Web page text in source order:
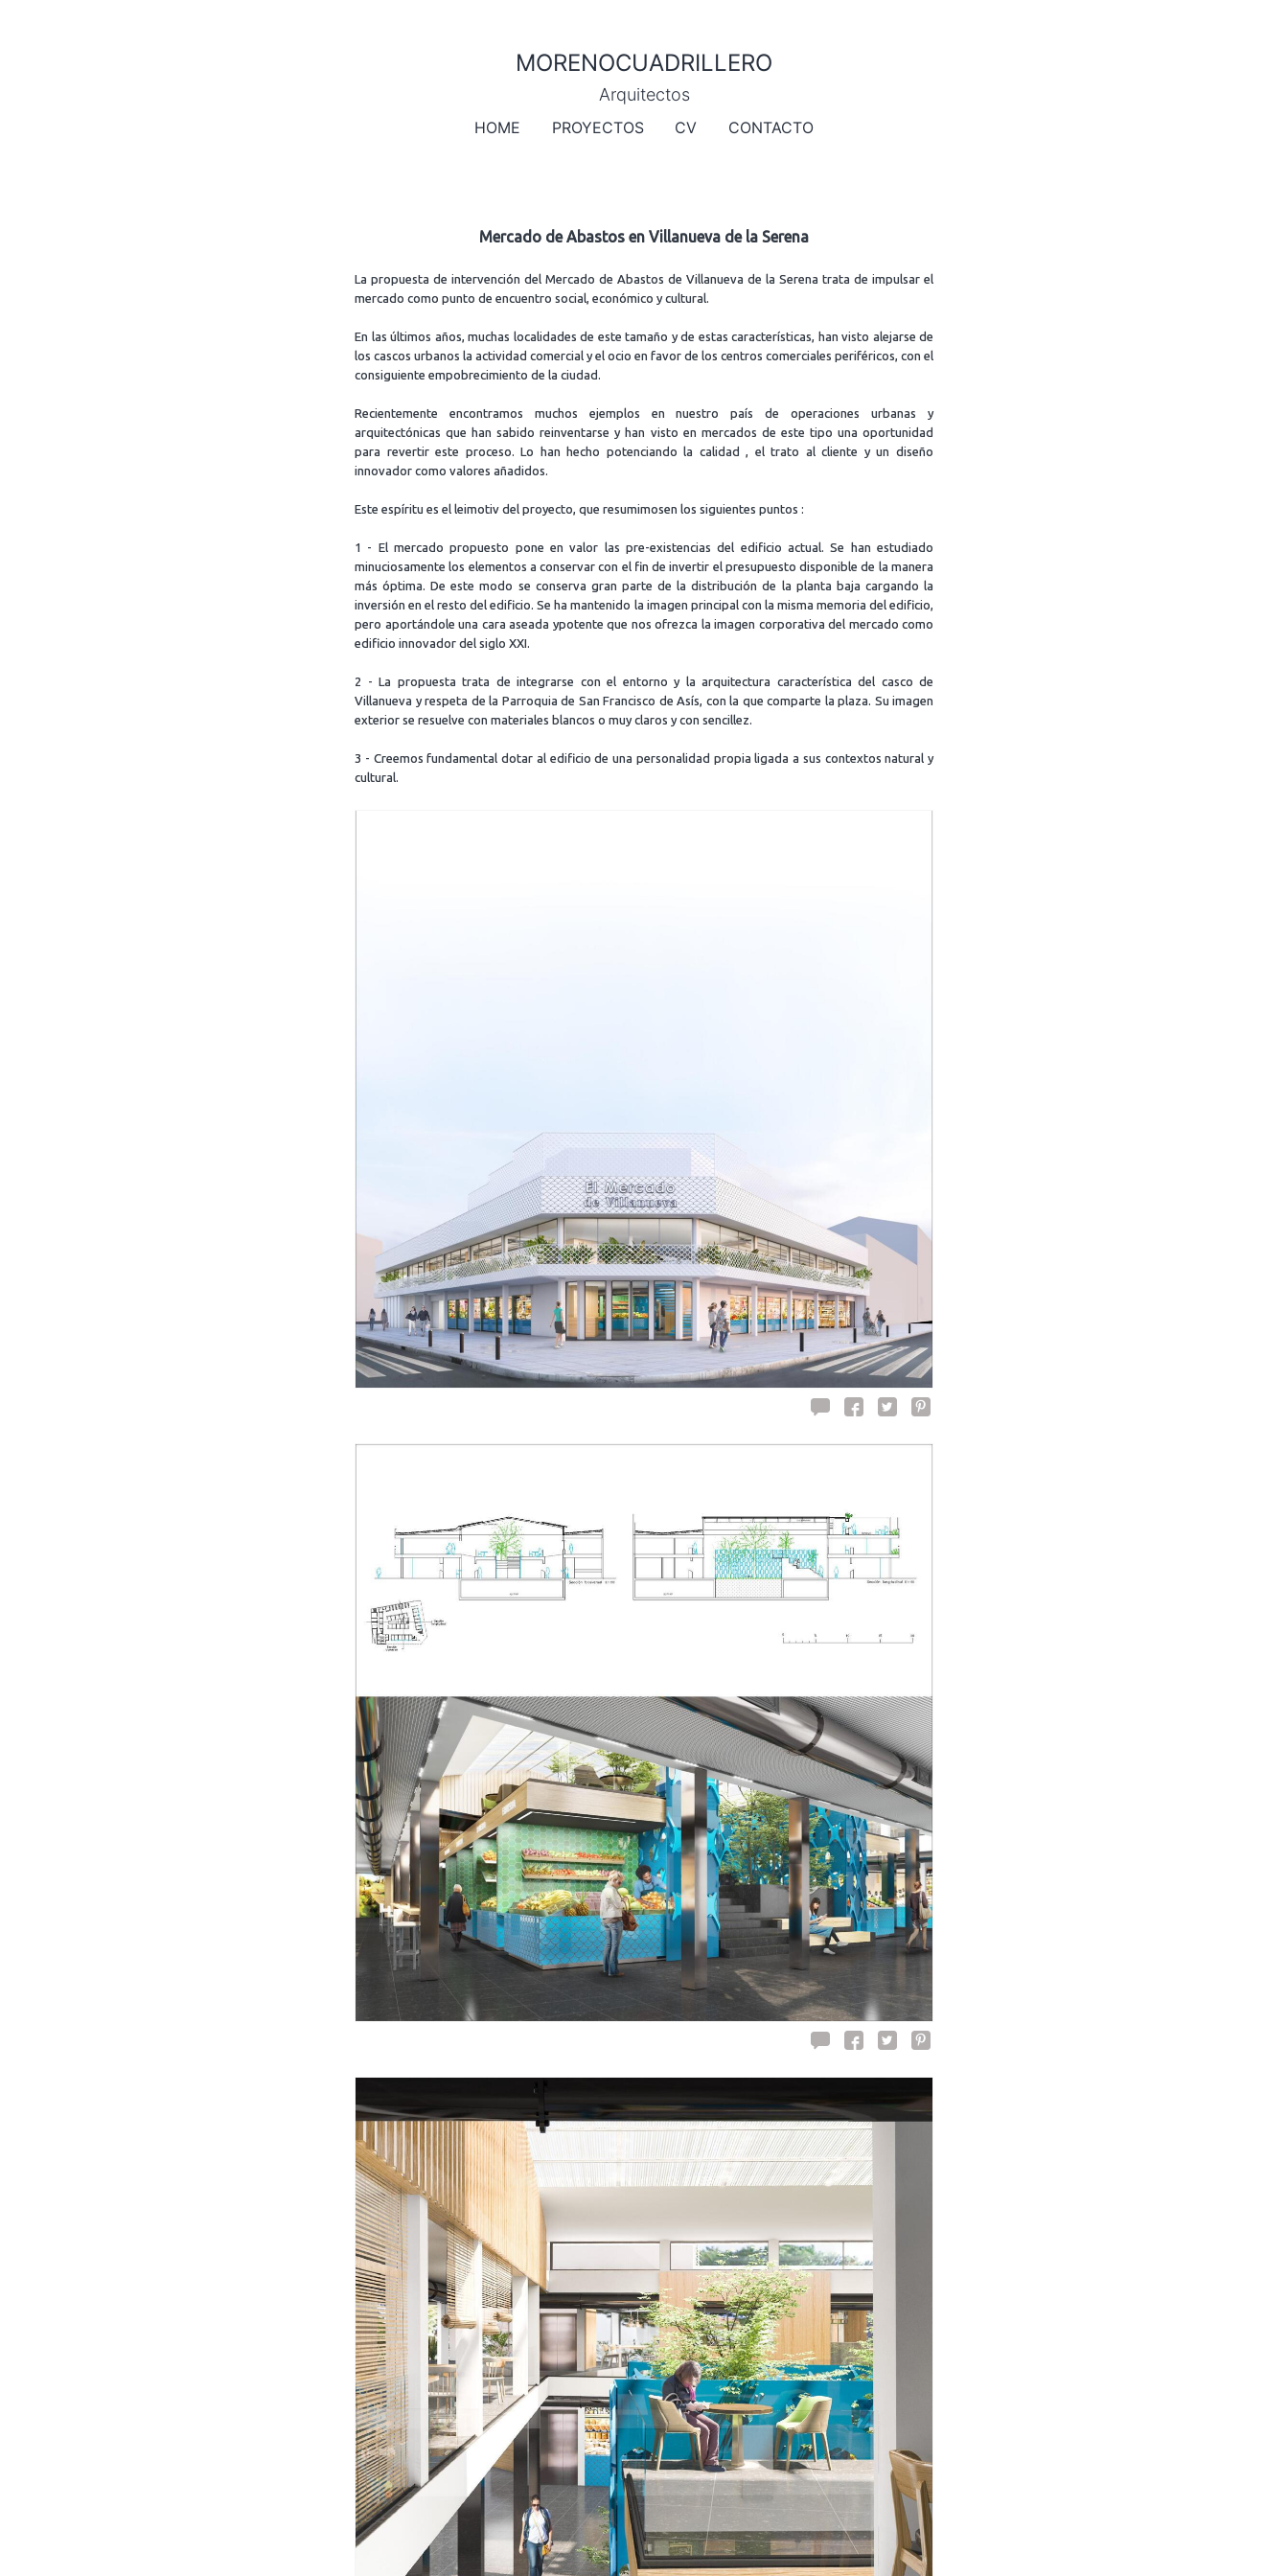
MORENOCUADRILLERO
Arquitectos
HOME PROYECTOS CV CONTACTO
Mercado de Abastos en Villanueva de la Serena
La propuesta de intervención del Mercado de Abastos de Villanueva de la Serena trata de impulsar el
mercado como punto de encuentro social, económico y cultural.
En las últimos años, muchas localidades de este tamaño y de estas características, han visto alejarse de
los cascos urbanos la actividad comercial y el ocio en favor de los centros comerciales periféricos, con el
consiguiente empobrecimiento de la ciudad.
Recientemente encontramos muchos ejemplos en nuestro país de operaciones urbanas y
arquitectónicas que han sabido reinventarse y han visto en mercados de este tipo una oportunidad
para revertir este proceso. Lo han hecho potenciando la calidad , el trato al cliente y un diseño
innovador como valores añadidos.
Este espíritu es el leimotiv del proyecto, que resumimosen los siguientes puntos :
1 - El mercado propuesto pone en valor las pre-existencias del edificio actual. Se han estudiado
minuciosamente los elementos a conservar con el fin de invertir el presupuesto disponible de la manera
más óptima. De este modo se conserva gran parte de la distribución de la planta baja cargando la
inversión en el resto del edificio. Se ha mantenido la imagen principal con la misma memoria del edificio,
pero aportándole una cara aseada ypotente que nos ofrezca la imagen corporativa del mercado como
edificio innovador del siglo XXI.
2 - La propuesta trata de integrarse con el entorno y la arquitectura característica del casco de
Villanueva y respeta de la Parroquia de San Francisco de Asís, con la que comparte la plaza. Su imagen
exterior se resuelve con materiales blancos o muy claros y con sencillez.
3 - Creemos fundamental dotar al edificio de una personalidad propia ligada a sus contextos natural y
cultural.